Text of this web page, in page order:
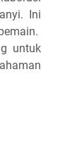
Ini
untuk